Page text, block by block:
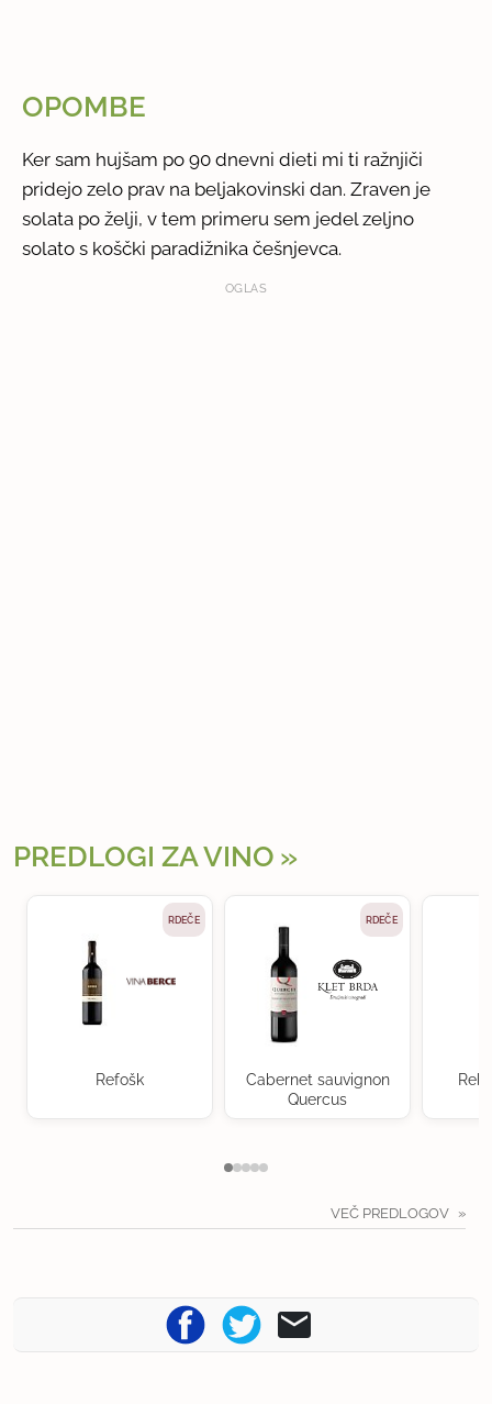
OPOMBE
Ker sam hujšam po 90 dnevni dieti mi ti ražnjiči
pridejo zelo prav na beljakovinski dan. Zraven je
solata po želji, v tem primeru sem jedel zeljno
solato s koščki paradižnika češnjevca.
OGLAS
PREDLOGI ZA VINO
RDEČE
Refošk
RDEČE
Cabernet sauvignon
Quercus
VEČ PREDLOGOV